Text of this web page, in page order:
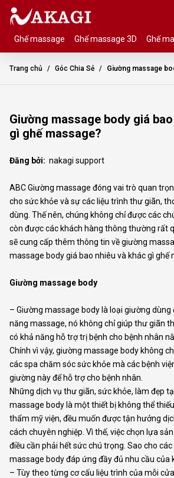
Ghế massage Ghế massage 3D Ghế
Trang chủ Góc Chia Sẻ
Giường massage body giá
gì ghế massage?
Đăng bởi: nakagi support
ABC Giường massage đóng vai trò quan
cho sức khỏe và sự các liệu trình thư giãn,
dùng. Thế nên, chúng không chỉ được các
còn được các khách hàng thông thường rất
sẽ cung cấp thêm thông tin về giường
massage body giá bao nhiêu và khác gì ghế
Giường massage body
– Giường massage body là loại giường dùng
năng massage, nó không chỉ giúp thư giãn
có khả năng hỗ trợ trị bệnh cho bệnh nhân
Chính vì vậy, giường massage body không
các spa chăm sóc sức khỏe mà các bệnh
giường này để hỗ trợ cho bệnh nhân.
Những dịch vụ thư giãn, sức khỏe, làm đẹp
massage body là một thiết bị không thể
thẩm mỹ viện, đều muốn được tận hưởng
cách chuyên nghiệp. Vì thế, việc chọn lựa
điều cần phải hết sức chú trọng. Sao cho
massage body đáp ứng đầy đủ nhu cầu của
– Tùy theo từng cơ cấu liệu trình của mỗi